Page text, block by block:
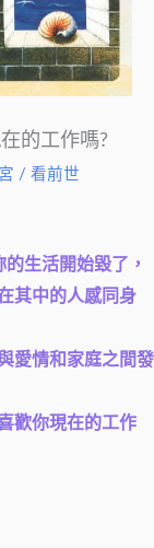
的工作嗎?
/ 看前世
生活開始毀了，
其中的人感同身
愛情和家庭之間發
歡你現在的工作